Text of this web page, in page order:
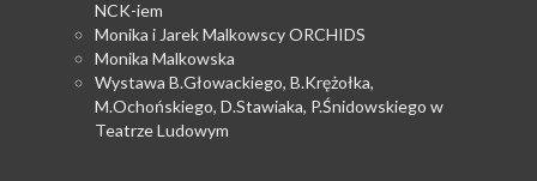
NCK-iem
Monika i Jarek Malkowscy ORCHIDS
Monika Malkowska
Wystawa B.Głowackiego, B.Krężołka,
M.Ochońskiego, D.Stawiaka, P.Śnidowskiego w
Teatrze Ludowym